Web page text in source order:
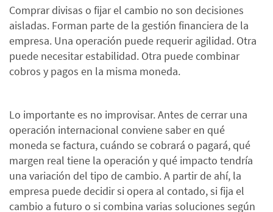
Comprar divisas o fijar el cambio no son decisiones
aisladas. Forman parte de la gestión financiera de la
empresa. Una operación puede requerir agilidad. Otra
puede necesitar estabilidad. Otra puede combinar
cobros y pagos en la misma moneda.
Lo importante es no improvisar. Antes de cerrar una
operación internacional conviene saber en qué
moneda se factura, cuándo se cobrará o pagará, qué
margen real tiene la operación y qué impacto tendría
una variación del tipo de cambio. A partir de ahí, la
empresa puede decidir si opera al contado, si fija el
cambio a futuro o si combina varias soluciones según